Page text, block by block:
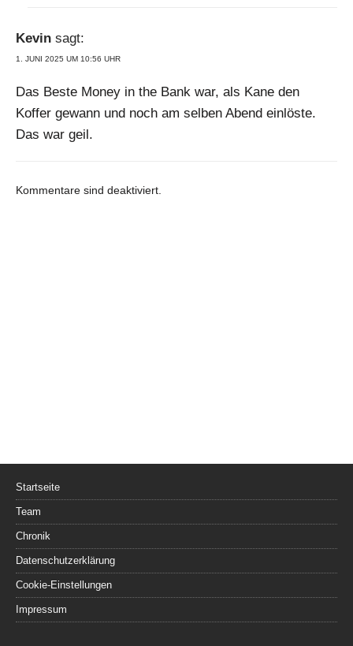
Kevin sagt:
1. JUNI 2025 UM 10:56 UHR
Das Beste Money in the Bank war, als Kane den
Koffer gewann und noch am selben Abend einlöste.
Das war geil.
Kommentare sind deaktiviert.
Startseite
Team
Chronik
Datenschutzerklärung
Cookie-Einstellungen
Impressum